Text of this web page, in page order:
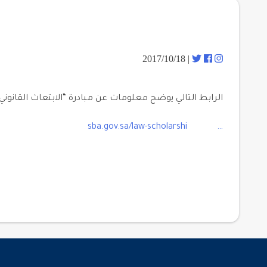
| 2017/10/18
الرابط التالي يوضح معلومات عن مبادرة “الابتعاث
sba.gov.sa/law-scholarshi …